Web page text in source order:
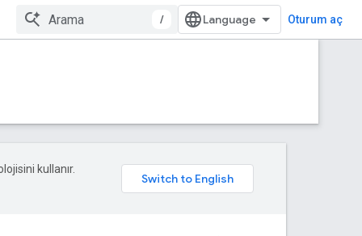
/ Oturum aç
kullanır.